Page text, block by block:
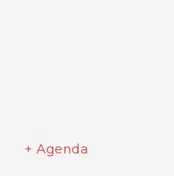
+ Agenda